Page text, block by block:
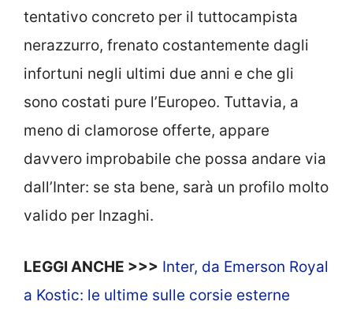
tentativo concreto per il tuttocampista
nerazzurro, frenato costantemente dagli
infortuni negli ultimi due anni e che gli
sono costati pure l’Europeo. Tuttavia, a
meno di clamorose offerte, appare
davvero improbabile che possa andare via
dall’Inter: se sta bene, sarà un profilo molto
valido per Inzaghi.
LEGGI ANCHE >>> Inter, da Emerson Royal
a Kostic: le ultime sulle corsie esterne